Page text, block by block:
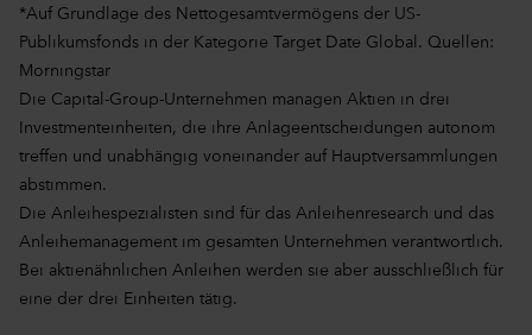
*Auf Grundlage des Nettogesamtvermögens der US-
Publikumsfonds in der Kategorie Target Date Global. Quellen:
Morningstar
Die Capital-Group-Unternehmen managen Aktien in drei
Investmenteinheiten, die ihre Anlageentscheidungen autonom
treffen und unabhängig voneinander auf Hauptversammlungen
abstimmen.
Die Anleihespezialisten sind für das Anleihenresearch und das
Anleihemanagement im gesamten Unternehmen verantwortlich.
Bei aktienähnlichen Anleihen werden sie aber ausschließlich für
eine der drei Einheiten tätig.